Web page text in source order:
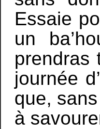
Essaie
un
prendras
journée
que,
à